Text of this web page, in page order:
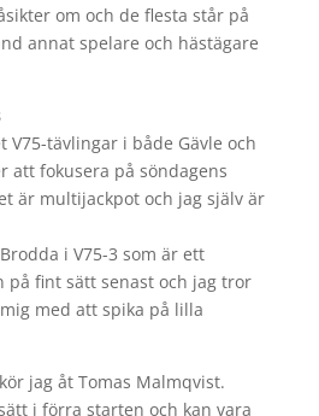
om och de flesta står på
annat spelare och hästägare
V75-tävlingar i både Gävle och
att fokusera på söndagens
är multijackpot och jag själv är
i V75-3 som är ett
på fint sätt senast och jag tror
med att spika på lilla
jag åt Tomas Malmqvist.
i förra starten och kan vara